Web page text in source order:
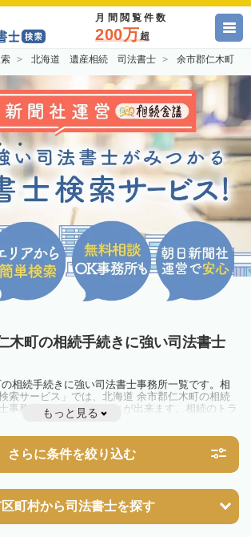
月間閲覧件数
200万超
北海道 遺産相続 司法書士 余市郡仁木町
木町の相続手続きに強い司法書士
相続手続きに強い司法書士事務所一覧です。相
索サービス」では、北海道 余市郡仁木町の相続
事務所を一覧で見ることが出来ます。相続のトラ
いる方は一度近隣の司法書士に相談してみましょ
もっと見る
さらに条件を絞り込む
町村から司法書士を探す